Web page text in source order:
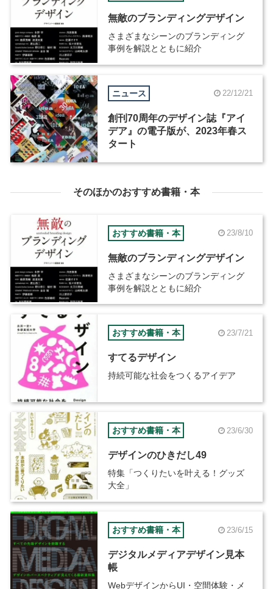
無敵のブランディングデザイン
さまざまなシーンのブランディング
事例を解説とともに紹介
ニュース 22/12/21
創刊70周年のデザイン誌『アイ
デア』の電子版が、2023年春ス
タート
そのほかのおすすめ書籍・本
おすすめ書籍・本 23/8/10
無敵のブランディングデザイン
さまざまなシーンのブランディング
事例を解説とともに紹介
おすすめ書籍・本 23/7/21
すてるデザイン
持続可能な社会をつくるアイデア
おすすめ書籍・本 23/6/30
デザインのひきだし49
特集「つくりたいを叶える！グッズ
大全」
おすすめ書籍・本 23/6/15
デジタルメディアデザイン見本
帳
WebデザインからUI・空間体験・メ